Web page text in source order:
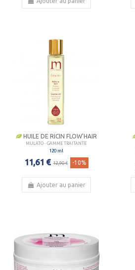
HUILE DE RICIN FLOW'HAIR
MULATO - GAMME TRAITANTE
120 ml
11,61 € 12,90 € -10%
Ajouter au panier